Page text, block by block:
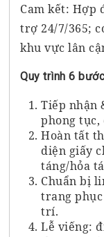
Cam kết: Hợp
trợ 24/7/365;
khu vực lân
Quy trình 6
Tiếp nhận
phong
Hoàn tất
diện giấy
táng/hỏa
Chuẩn bị
trang
trí.
Lễ viếng: